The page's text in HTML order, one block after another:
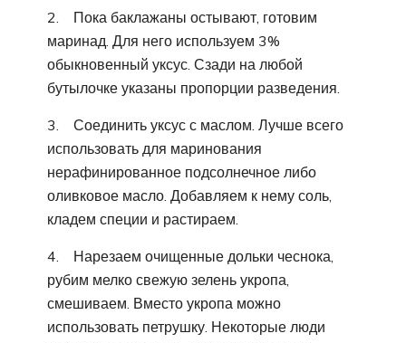
2. Пока баклажаны остывают, готовим
маринад. Для него используем 3%
обыкновенный уксус. Сзади на любой
бутылочке указаны пропорции разведения.
3. Соединить уксус с маслом. Лучше всего
использовать для маринования
нерафинированное подсолнечное либо
оливковое масло. Добавляем к нему соль,
кладем специи и растираем.
4. Нарезаем очищенные дольки чеснока,
рубим мелко свежую зелень укропа,
смешиваем. Вместо укропа можно
использовать петрушку. Некоторые люди